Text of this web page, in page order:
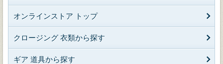
オンラインストア トップ
クロージング 衣類から探す
ギア 道具から探す